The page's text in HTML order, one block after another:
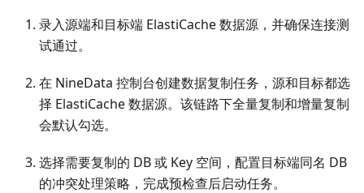
录入源端和目标端 ElastiCache 数据源，并确保连接测
试通过。
在 NineData 控制台创建数据复制任务，源和目标都选
择 ElastiCache 数据源。该链路下全量复制和增量复制
会默认勾选。
选择需要复制的 DB 或 Key 空间，配置目标端同名 DB
的冲突处理策略，完成预检查后启动任务。